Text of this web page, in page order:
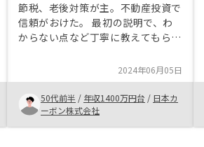
節税、老後対策が主。不動産投資で
信頼がおけた。 最初の説明で、わ
からない点など丁寧に教えてもらえ
投資に無知な方でも入りやすかっ
た。書類の手続きには急がされる時
もあり苦痛に感じだが、今後投資の
メリットを得られるようになれば、
大変さも致し方なかったと時間が解
2024年06月05日
50代前半 / 年収1400万円台 / 日本カ
ーボン株式会社